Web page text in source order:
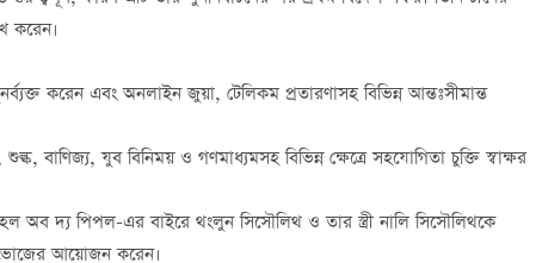
করেন।
করেন এবং অনলাইন জুয়া, টেলিকম প্রতারণাসহ বিভিন্ন আন্তঃসীমান্ত
বাণিজ্য, যুব বিনিময় ও গণমাধ্যমসহ বিভিন্ন ক্ষেত্রে সহযোগিতা চুক্তি স্বাক্ষর
অব দ্য পিপল-এর বাইরে থংলুন সিসৌলিথ ও তার স্ত্রী নালি সিসৌলিথকে
আয়োজন করেন।